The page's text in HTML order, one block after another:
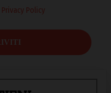
Privacy Policy